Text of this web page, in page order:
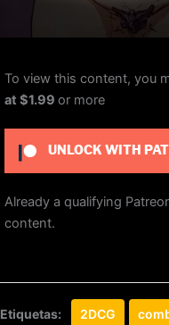
To view this content, you
at $1.99 or more
UNLOCK WITH
Already a qualifying
content.
Etiquetas: 2DCG